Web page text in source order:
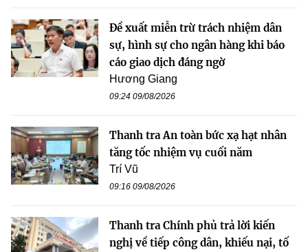
Đề xuất miễn trừ trách nhiệm dân
sự, hình sự cho ngân hàng khi báo
cáo giao dịch đáng ngờ
Hương Giang
09:24 09/08/2026
Thanh tra An toàn bức xạ hạt nhân
tăng tốc nhiệm vụ cuối năm
Trí Vũ
09:16 09/08/2026
Thanh tra Chính phủ trả lời kiến
nghị về tiếp công dân, khiếu nại, tố